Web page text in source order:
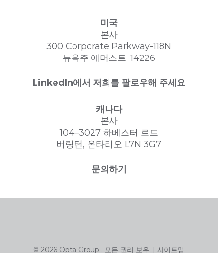
미국
본사
300 Corporate Parkway-118N
뉴욕주 애머스트, 14226
LinkedIn에서 저희를 팔로우해 주세요
캐나다
본사
104–3027 하베스터 로드
버링턴, 온타리오 L7N 3G7
문의하기
© 2026 Opta Group . 모든 권리 보유. | 사이트맵